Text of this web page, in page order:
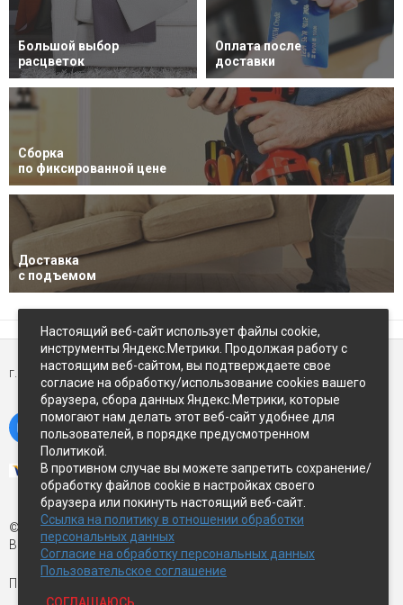
Большой выбор
расцветок
Оплата после
доставки
Сборка
по фиксированной цене
Доставка
с подъемом
г. Петропавловск-Камчатский,ул Восточное-шоссе, д.5
© Экспострой, 2026 г.
Все права защищены
Письмо директору:
Настоящий веб-сайт использует файлы cookie,
инструменты Яндекс.Метрики. Продолжая работу с
настоящим веб-сайтом, вы подтверждаете свое
согласие на обработку/использование cookies вашего
браузера, сбора данных Яндекс.Метрики, которые
помогают нам делать этот веб-сайт удобнее для
пользователей, в порядке предусмотренном
Политикой.
В противном случае вы можете запретить сохранение/
обработку файлов cookie в настройках своего
браузера или покинуть настоящий веб-сайт.
Ссылка на политику в отношении обработки
персональных данных
Согласие на обработку персональных данных
Пользовательское соглашение